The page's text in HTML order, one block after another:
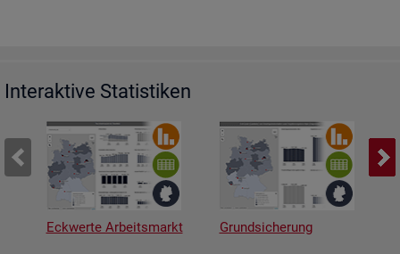
Interaktive Statistiken
Eckwerte Arbeitsmarkt Grundsicherung